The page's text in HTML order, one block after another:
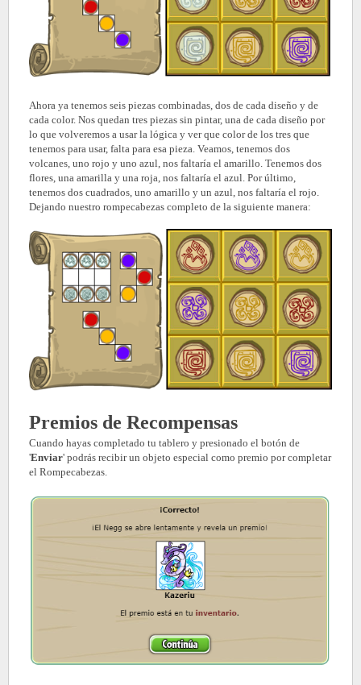
Ahora ya tenemos seis piezas combinadas, dos de cada diseño y de
cada color. Nos quedan tres piezas sin pintar, una de cada diseño por
lo que volveremos a usar la lógica y ver que color de los tres que
tenemos para usar, falta para esa pieza. Veamos, tenemos dos
volcanes, uno rojo y uno azul, nos faltaría el amarillo. Tenemos dos
flores, una amarilla y una roja, nos faltaría el azul. Por último,
tenemos dos cuadrados, uno amarillo y un azul, nos faltaría el rojo.
Dejando nuestro rompecabezas completo de la siguiente manera:
Premios de Recompensas
Cuando hayas completado tu tablero y presionado el botón de
'Enviar' podrás recibir un objeto especial como premio por completar
el Rompecabezas.